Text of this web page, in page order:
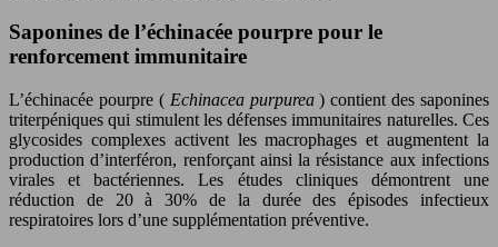
Saponines de l’échinacée pourpre pour le
renforcement immunitaire
L’échinacée pourpre ( Echinacea purpurea) contient des saponines
triterpéniques qui stimulent les défenses immunitaires naturelles. Ces
glycosides complexes activent les macrophages et augmentent la
production d’interféron, renforçant ainsi la résistance aux infections
virales et bactériennes. Les études cliniques démontrent une
réduction de 20 à 30% de la durée des épisodes infectieux
respiratoires lors d’une supplémentation préventive.